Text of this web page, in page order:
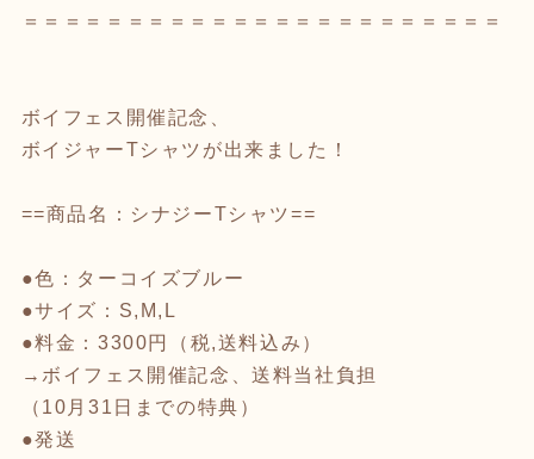
＝＝＝＝＝＝＝＝＝＝＝＝＝＝＝＝＝＝＝＝＝＝＝
ボイフェス開催記念、
ボイジャーTシャツが出来ました！
==商品名：シナジーTシャツ==
●色：ターコイズブルー
●サイズ：S,M,L
●料金：3300円（税,送料込み）
→ボイフェス開催記念、送料当社負担
（10月31日までの特典）
●発送